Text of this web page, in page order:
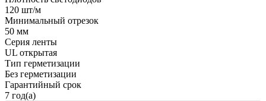
120 шт/м
Минимальный отрезок
50 мм
Серия ленты
UL открытая
Тип герметизации
Без герметизации
Гарантийный срок
7 год(а)